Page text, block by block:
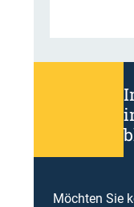
Möchten Sie